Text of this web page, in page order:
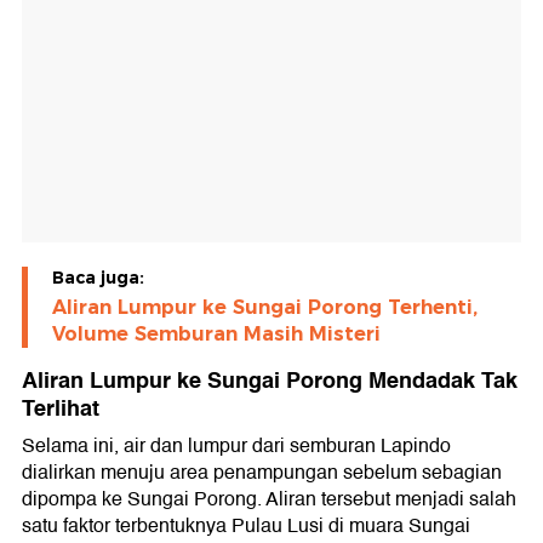
Baca juga:
Aliran Lumpur ke Sungai Porong Terhenti,
Volume Semburan Masih Misteri
Aliran Lumpur ke Sungai Porong Mendadak Tak
Terlihat
Selama ini, air dan lumpur dari semburan Lapindo
dialirkan menuju area penampungan sebelum sebagian
dipompa ke Sungai Porong. Aliran tersebut menjadi salah
satu faktor terbentuknya Pulau Lusi di muara Sungai